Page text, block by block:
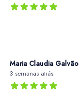
Maria Claudia Galvão
3 semanas atrás